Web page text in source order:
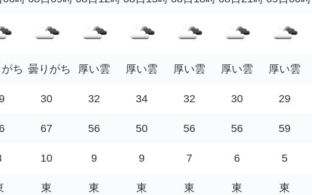
ち 曇りがち 厚い雲 厚い雲 厚い雲 厚い雲 厚い雲
30 32 34 32 30 29
67 56 50 56 56 59
10 9 9 7 6 5
東 東 東 東 東 東